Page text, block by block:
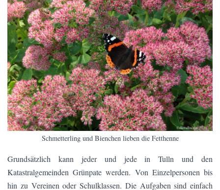
Schmetterling und Bienchen lieben die Fetthenne
Grundsätzlich kann jeder und jede in Tulln und den
Katastralgemeinden Grünpate werden. Von Einzelpersonen bis
hin zu Vereinen oder Schulklassen. Die Aufgaben sind einfach